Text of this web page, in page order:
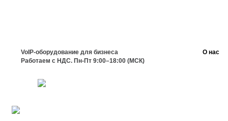
VoIP-оборудование для бизнеса
Работаем с НДС. Пн-Пт 9:00–18:00 (МСК)
О нас